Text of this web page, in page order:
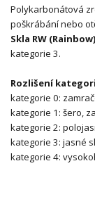
Polykarbonátová
poškrábání nebo
Skla RW (Rainbow)
kategorie 3.
Rozlišení
kategorie 0:
kategorie 1: šero,
kategorie 2:
kategorie 3: jasné
kategorie 4: